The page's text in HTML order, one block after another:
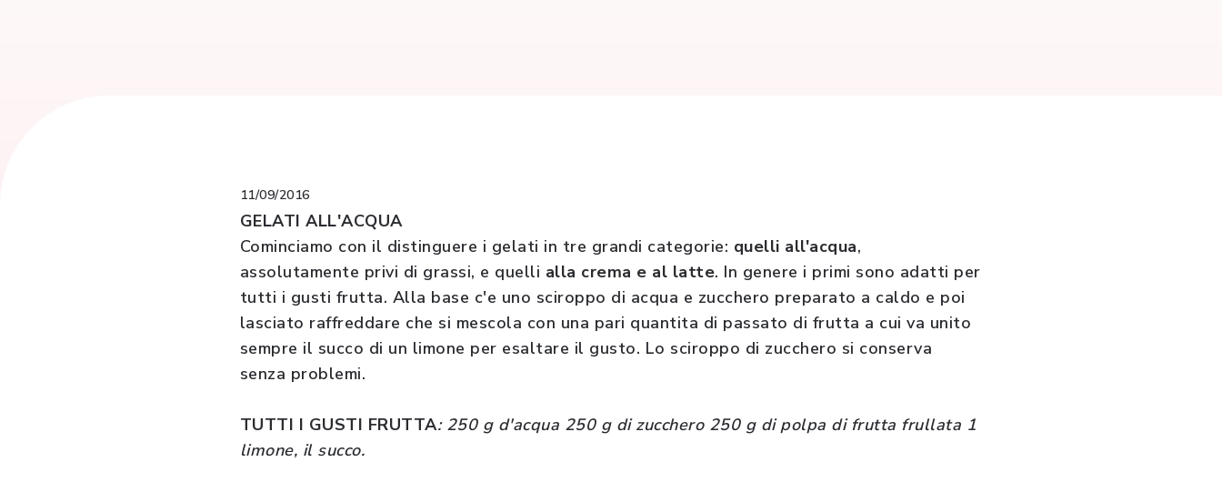
11/09/2016
GELATI ALL'ACQUA
Cominciamo con il distinguere i gelati in tre grandi categorie: quelli all'acqua,
assolutamente privi di grassi, e quelli alla crema e al latte. In genere i primi sono adatti per
tutti i gusti frutta. Alla base c'e uno sciroppo di acqua e zucchero preparato a caldo e poi
lasciato raffreddare che si mescola con una pari quantita di passato di frutta a cui va unito
sempre il succo di un limone per esaltare il gusto. Lo sciroppo di zucchero si conserva
senza problemi.
TUTTI I GUSTI FRUTTA: 250 g d'acqua 250 g di zucchero 250 g di polpa di frutta frullata 1
limone, il succo.